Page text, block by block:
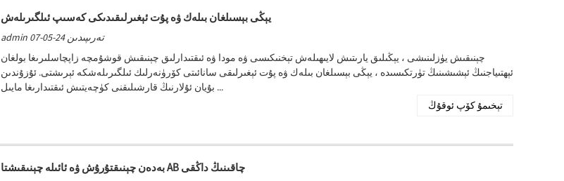
يېڭى بېسىلغان بىلەك ۋە پۇت ئېغىرلىقىدىكى كەسىپ ئىلگىرىلەش
admin تەرىپىدىن 24-05-07
چېنىقىش يۈزلىنىشى ، يېڭىلىق يارىتىش لايىھىلەش تېخنىكىسى ۋە مودا ۋە ئىقتىدارلىق چېنىقىش قوشۇمچە زاپچاسلىرىغا بولغان
ئېھتىياجنىڭ ئېشىشىنىڭ تۈرتكىسىدە ، يېڭى بېسىلغان بىلەك ۋە پۇت ئېغىرلىقى سانائىتى كۆرۈنەرلىك ئىلگىرىلەشكە ئېرىشتى. ئۇزۇندىن
بۇيان ئۇلارنىڭ قارشىلىقنى كۈچەيتىش ئىقتىدارىغا مايىل ...
تېخىمۇ كۆپ ئوقۇڭ
بەدەن چېنىقتۇرۇش ۋە ئائىلە چېنىقىشتا AB چاقىنىڭ داڭقى